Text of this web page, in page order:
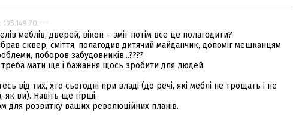
195.149.70.---
меблів, дверей, вікон – зміг потім все це полагодити?
сквер, сміття, полагодив дитячий майданчик, допоміг мешканцям
поборов забудовників...????
треба мати ще і бажання щось зробити для людей.
від тих, хто сьогодні при владі (до речі, які меблі не трощать і не
як ви). Навіть ще гірші.
для розвитку ваших революційних планів.